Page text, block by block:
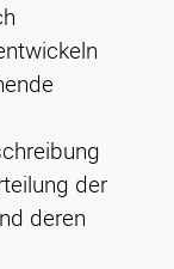
der
deren